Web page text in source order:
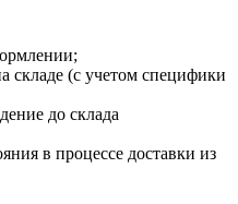
складе (с учетом специфики
до склада
в процессе доставки из